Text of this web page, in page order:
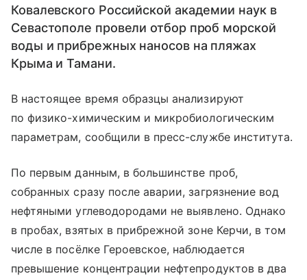
Ковалевского Российской академии наук в
Севастополе провели отбор проб морской
воды и прибрежных наносов на пляжах
Крыма и Тамани.
В настоящее время образцы анализируют
по физико-химическим и микробиологическим
параметрам, сообщили в пресс-службе института.
По первым данным, в большинстве проб,
собранных сразу после аварии, загрязнение вод
нефтяными углеводородами не выявлено. Однако
в пробах, взятых в прибрежной зоне Керчи, в том
числе в посёлке Героевское, наблюдается
превышение концентрации нефтепродуктов в два